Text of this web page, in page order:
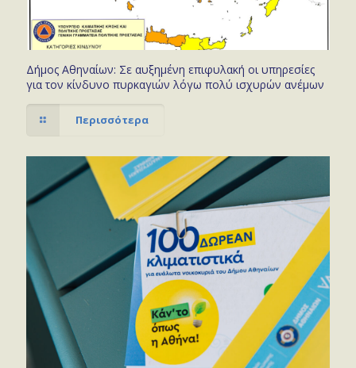
Δήμος Αθηναίων: Σε αυξημένη επιφυλακή οι υπηρεσίες
για τον κίνδυνο πυρκαγιών λόγω πολύ ισχυρών ανέμων
Περισσότερα